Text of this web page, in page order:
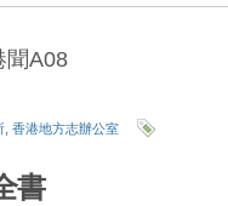
聞A08
香港地方志辦公室
書